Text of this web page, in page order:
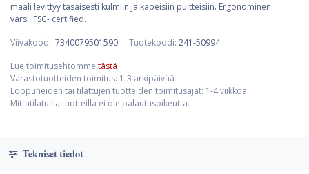
maali levittyy tasaisesti kulmiin ja kapeisiin puitteisiin. Ergonominen
varsi. FSC- certified.
Viivakoodi: 7340079501590 Tuotekoodi: 241-50994
Lue toimitusehtomme tästä
Varastotuotteiden toimitus: 1-3 arkipäivää
Loppuneiden tai tilattujen tuotteiden toimitusajat: 1-4 viikkoa
Mittatilatuilla tuotteilla ei ole palautusoikeutta.
Tekniset tiedot